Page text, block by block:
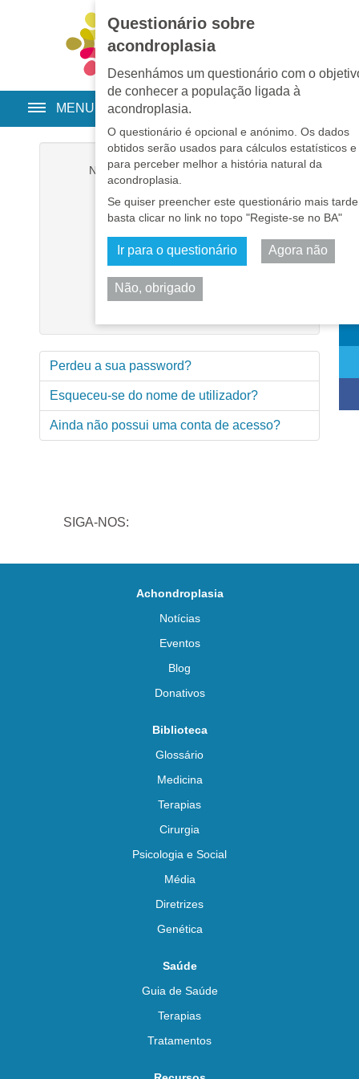
Questionário sobre
acondroplasia
Desenhámos um questionário com o
de conhecer a população ligada à
acondroplasia.
O questionário é opcional e anónimo. Os dados
obtidos serão usados para cálculos estatísticos e
para perceber melhor a história natural da
acondroplasia.
Se quiser preencher este questionário mais
basta clicar no link no topo "Registe-se no BA"
Ir para o questionário Agora não
Não, obrigado
EN
MENU
Nome de utilizador*
Senha *
Memorizar-me
Perdeu a sua password?
Esqueceu-se do nome de utilizador?
Ainda não possui uma conta de acesso?
SIGA-NOS:
Achondroplasia
Notícias
Eventos
Blog
Donativos
Biblioteca
Glossário
Medicina
Terapias
Cirurgia
Psicologia e Social
Média
Diretrizes
Genética
Saúde
Guia de Saúde
Terapias
Tratamentos